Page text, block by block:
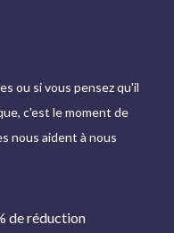
ou si vous pensez qu'il
c'est le moment de
nous aident à nous
de réduction